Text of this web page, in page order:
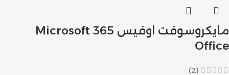
مايكروسوفت اوفيس 365 Microsoft
Office
(2)